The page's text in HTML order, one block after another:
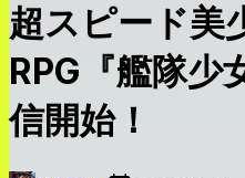
超スピード美
RPG『艦隊少
信開始！